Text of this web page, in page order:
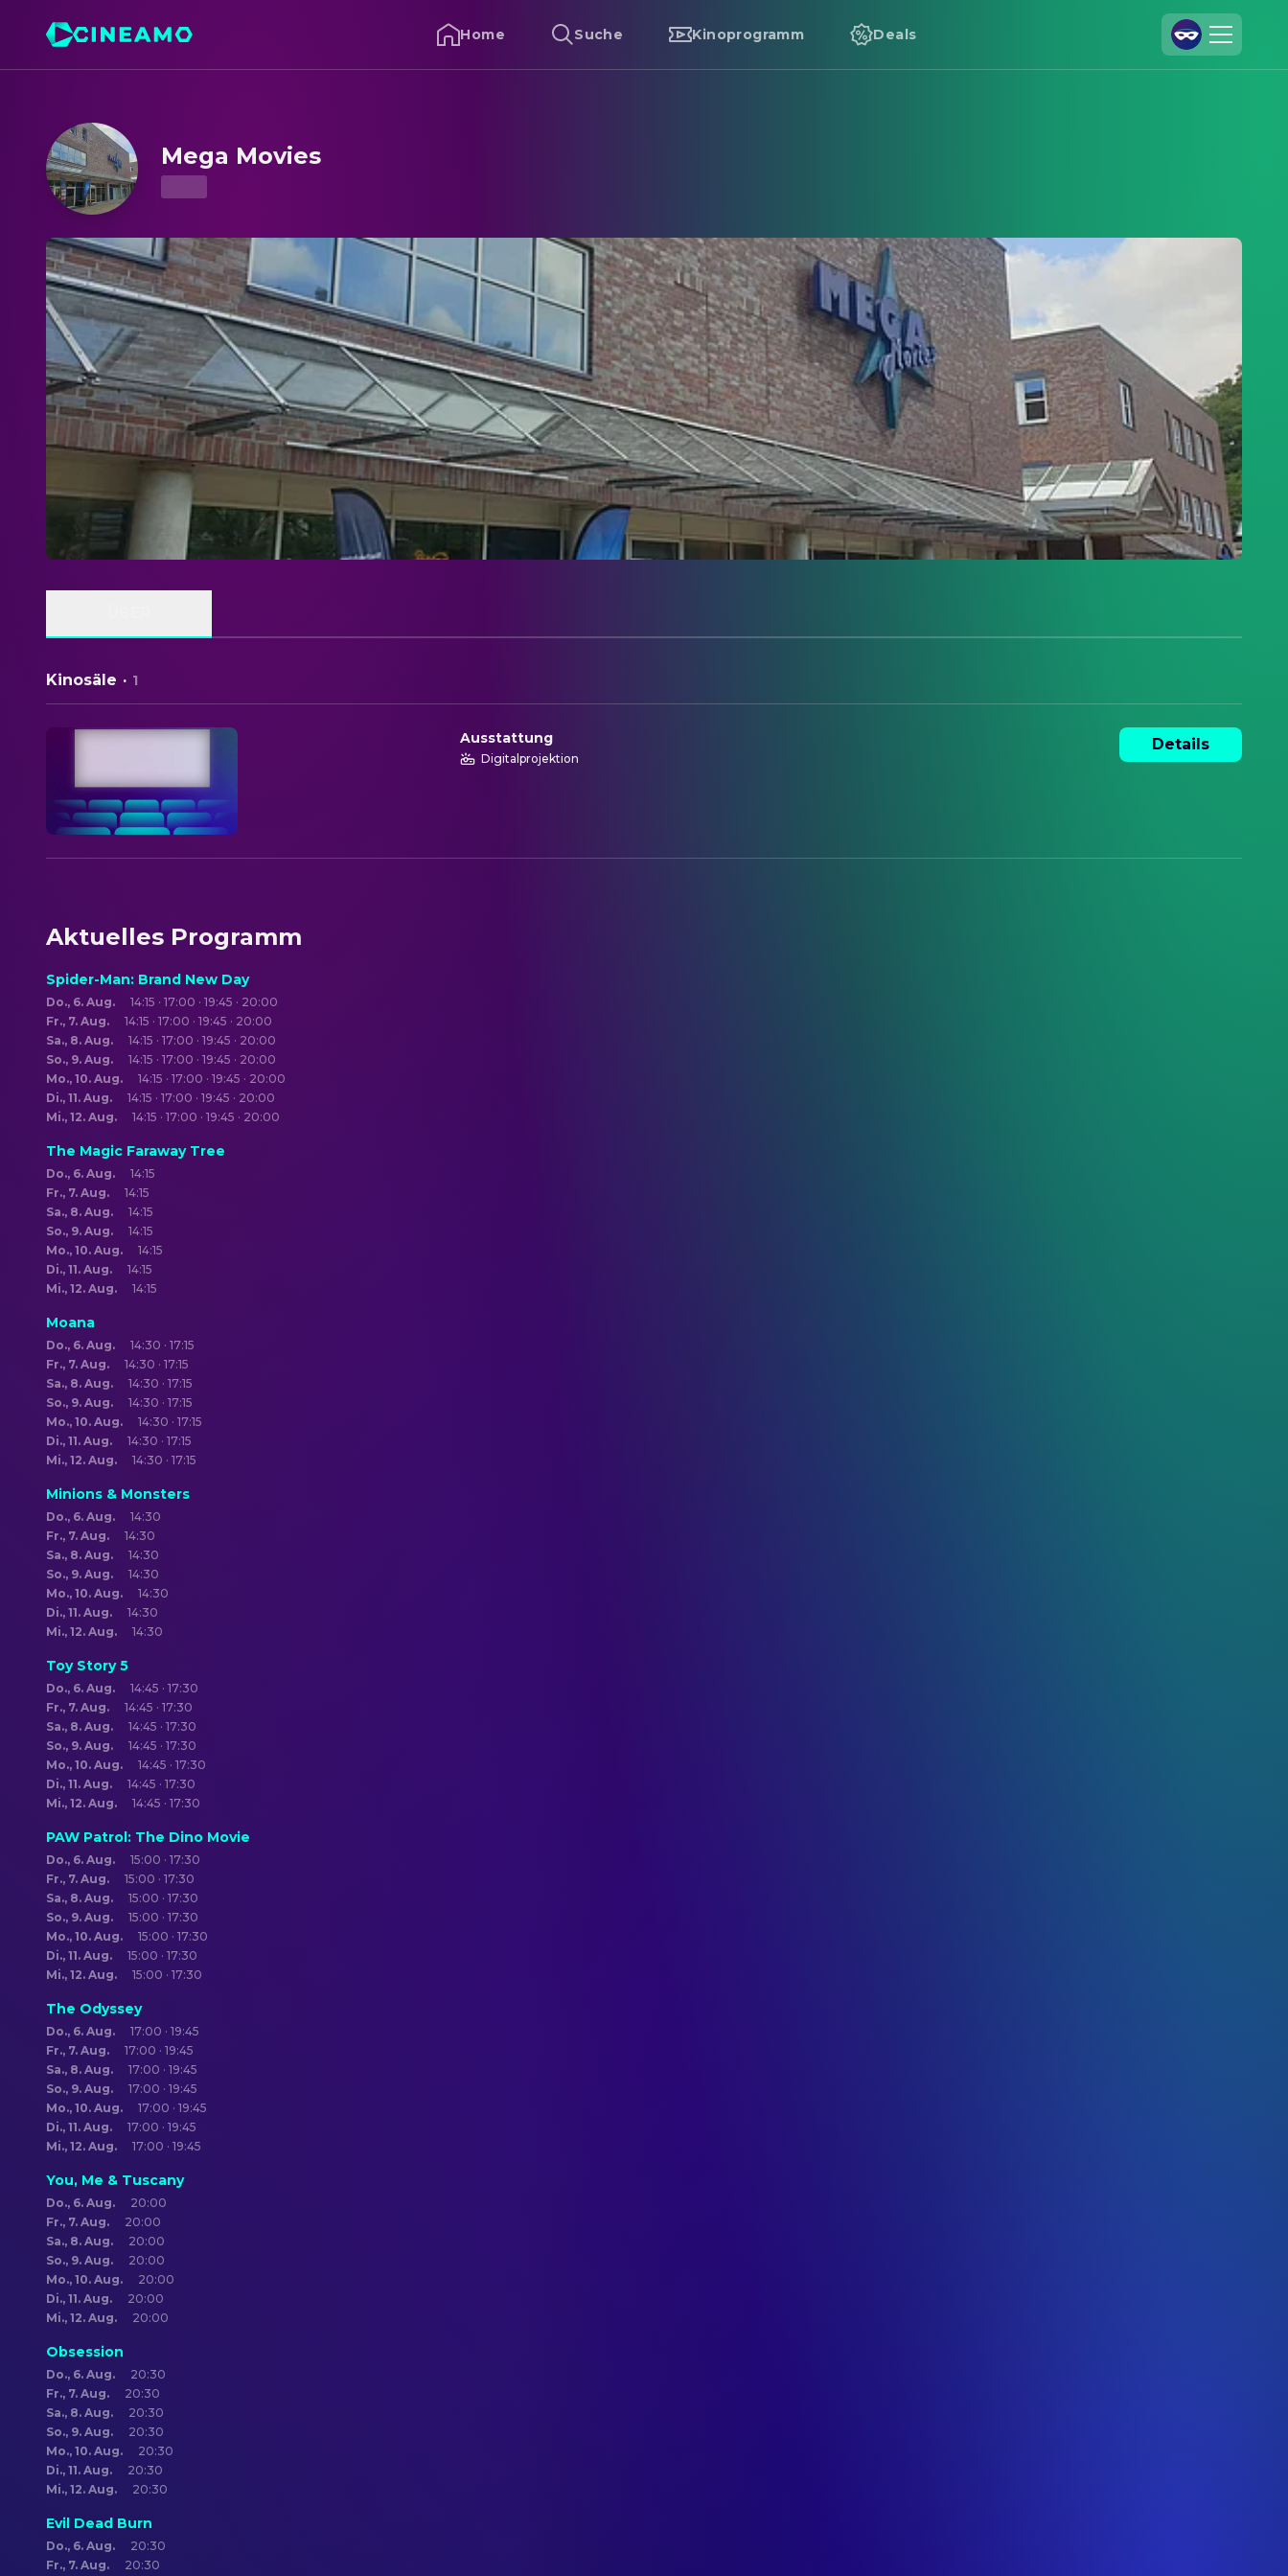
Home Suche Kinoprogramm Deals
Datenschutzerklärung
Mega Movies
Kinosäle · 1
Ausstattung
Digitalprojektion
Details
Aktuelles Programm
Spider-Man: Brand New Day
Do., 6. Aug.
14:15 · 17:00 · 19:45 · 20:00
Fr., 7. Aug.
14:15 · 17:00 · 19:45 · 20:00
Sa., 8. Aug.
14:15 · 17:00 · 19:45 · 20:00
So., 9. Aug.
14:15 · 17:00 · 19:45 · 20:00
Mo., 10. Aug.
14:15 · 17:00 · 19:45 · 20:00
Di., 11. Aug.
14:15 · 17:00 · 19:45 · 20:00
Mi., 12. Aug.
14:15 · 17:00 · 19:45 · 20:00
The Magic Faraway Tree
Do., 6. Aug.
14:15
Fr., 7. Aug.
14:15
Sa., 8. Aug.
14:15
So., 9. Aug.
14:15
Mo., 10. Aug.
14:15
Di., 11. Aug.
14:15
Mi., 12. Aug.
14:15
Moana
Do., 6. Aug.
14:30 · 17:15
Fr., 7. Aug.
14:30 · 17:15
Sa., 8. Aug.
14:30 · 17:15
So., 9. Aug.
14:30 · 17:15
Mo., 10. Aug.
14:30 · 17:15
Di., 11. Aug.
14:30 · 17:15
Mi., 12. Aug.
14:30 · 17:15
Minions & Monsters
Do., 6. Aug.
14:30
Fr., 7. Aug.
14:30
Sa., 8. Aug.
14:30
So., 9. Aug.
14:30
Mo., 10. Aug.
14:30
Di., 11. Aug.
14:30
Mi., 12. Aug.
14:30
Toy Story 5
Do., 6. Aug.
14:45 · 17:30
Fr., 7. Aug.
14:45 · 17:30
Sa., 8. Aug.
14:45 · 17:30
So., 9. Aug.
14:45 · 17:30
Mo., 10. Aug.
14:45 · 17:30
Di., 11. Aug.
14:45 · 17:30
Mi., 12. Aug.
14:45 · 17:30
PAW Patrol: The Dino Movie
Do., 6. Aug.
15:00 · 17:30
Fr., 7. Aug.
15:00 · 17:30
Sa., 8. Aug.
15:00 · 17:30
So., 9. Aug.
15:00 · 17:30
Mo., 10. Aug.
15:00 · 17:30
Di., 11. Aug.
15:00 · 17:30
Mi., 12. Aug.
15:00 · 17:30
The Odyssey
Do., 6. Aug.
17:00 · 19:45
Fr., 7. Aug.
17:00 · 19:45
Sa., 8. Aug.
17:00 · 19:45
So., 9. Aug.
17:00 · 19:45
Mo., 10. Aug.
17:00 · 19:45
Di., 11. Aug.
17:00 · 19:45
Mi., 12. Aug.
17:00 · 19:45
You, Me & Tuscany
Do., 6. Aug.
20:00
Fr., 7. Aug.
20:00
Sa., 8. Aug.
20:00
So., 9. Aug.
20:00
Mo., 10. Aug.
20:00
Di., 11. Aug.
20:00
Mi., 12. Aug.
20:00
Obsession
Do., 6. Aug.
20:30
Fr., 7. Aug.
20:30
Sa., 8. Aug.
20:30
So., 9. Aug.
20:30
Mo., 10. Aug.
20:30
Di., 11. Aug.
20:30
Mi., 12. Aug.
20:30
Evil Dead Burn
Do., 6. Aug.
20:30
Fr., 7. Aug.
20:30